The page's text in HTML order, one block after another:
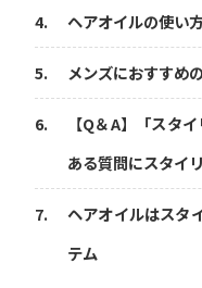
ヘアオイルの使い
メンズにおすすめ
【Q＆A】「スタ
ある質問にスタイ
ヘアオイルはスタ
テム